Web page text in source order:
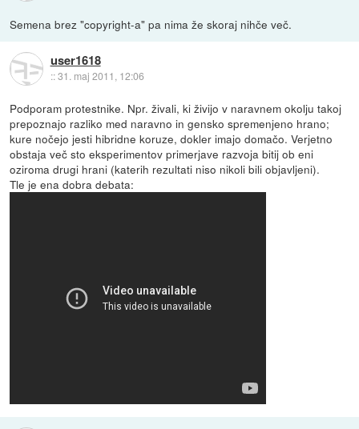
Semena brez "copyright-a" pa nima že skoraj nihče več.
user1618
::31. maj 2011, 12:06
Podporam protestnike. Npr. živali, ki živijo v naravnem okolju takoj
prepoznajo razliko med naravno in gensko spremenjeno hrano;
kure nočejo jesti hibridne koruze, dokler imajo domačo. Verjetno
obstaja več sto eksperimentov primerjave razvoja bitij ob eni
oziroma drugi hrani (katerih rezultati niso nikoli bili objavljeni).
Tle je ena dobra debata: